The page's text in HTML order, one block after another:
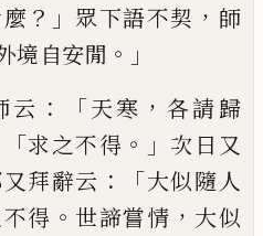
？」 眾下語不契 ， 師
境自安閒 。」
云 ：「天寒 ，各請歸
「求之不得 。」 次日又
拜辭云 ：「大似隨人
得 。 世諦嘗情 ， 大似